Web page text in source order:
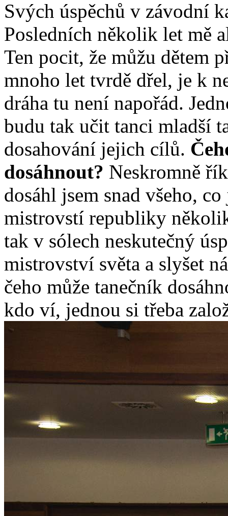
Svých úspěchů v závodní
Posledních několik let mě
Ten pocit, že můžu dětem
mnoho let tvrdě dřel, je k
dráha tu není napořád.
budu tak učit tanci mladší
dosahování jejich cílů.
dosáhnout? Neskromně
dosáhl jsem snad všeho,
mistrovstí republiky
tak v sólech neskutečný
mistrovství světa a slyšet
čeho může tanečník
kdo ví, jednou si třeba